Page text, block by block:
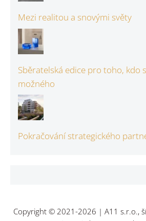
Mezi realitou a snovými světy
Sběratelská edice pro toho, kdo
možného
Pokračování strategického
Copyright © 2021-2026 | A11 s.r.o.,